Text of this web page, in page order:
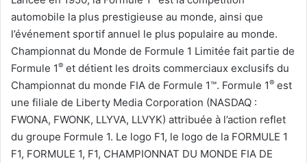
automobile la plus prestigieuse au monde, ainsi que
l’événement sportif annuel le plus populaire au monde.
Championnat du Monde de Formule 1 Limitée fait partie de
Formule 1® et détient les droits commerciaux exclusifs du
Championnat du monde FIA de Formule 1™. Formule 1® est
une filiale de Liberty Media Corporation (NASDAQ :
FWONA, FWONK, LLYVA, LLVYK) attribuée à l’action reflet
du groupe Formule 1. Le logo F1, le logo de la FORMULE 1
F1, FORMULE 1, F1, CHAMPIONNAT DU MONDE FIA DE